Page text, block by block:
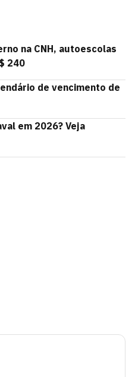
na CNH, autoescolas
240
de vencimento de
em 2026? Veja